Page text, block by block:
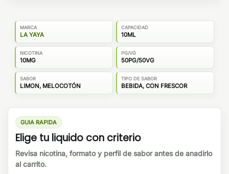
MARCA
LA YAYA
CAPACIDAD
10ML
NICOTINA
10MG
PG/VG
50PG/50VG
SABOR
LIMON, MELOCOTÓN
TIPO DE SABOR
BEBIDA, CON FRESCOR
GUIA RAPIDA
Elige tu liquido con criterio
Revisa nicotina, formato y perfil de sabor antes de anadirlo
al carrito.